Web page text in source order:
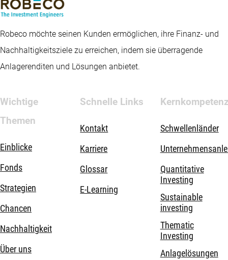
Robeco möchte seinen Kunden ermöglichen, ihre Finanz- und
Nachhaltigkeitsziele zu erreichen, indem sie überragende
Anlagerenditen und Lösungen anbietet.
Wichtige
Themen
Einblicke
Fonds
Strategien
Chancen
Nachhaltigkeit
Über uns
Schnelle Links
Kontakt
Karriere
Glossar
E-Learning
Schwellenländer
Quantitative
Investing
Sustainable
investing
Thematic
Investing
Anlagelösungen